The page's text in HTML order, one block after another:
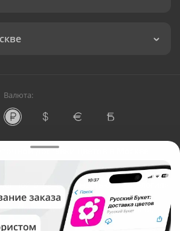
Валюта:
доставки цветов в Москве
ответственностью «Технология»
ИНН: 5410081997
г. Новосибирск, ул. Ипподромская,